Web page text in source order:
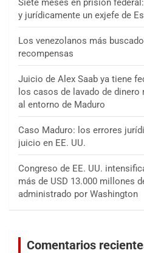
y jurídicamente un exjefe de
Los venezolanos más
recompensas
Juicio de Alex Saab ya tiene
los casos de lavado de
al entorno de Maduro
Caso Maduro: los errores
juicio en EE. UU.
Congreso de EE. UU.
más de USD 13.000 millones
administrado por Washington
Comentarios